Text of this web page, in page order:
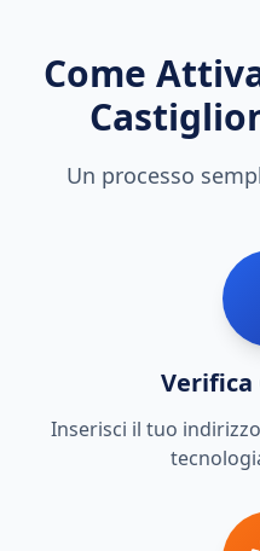
Come
Un processo
Verifica
Inserisci il tuo